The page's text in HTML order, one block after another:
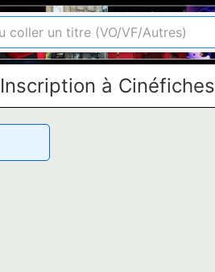
à Cinéfiches